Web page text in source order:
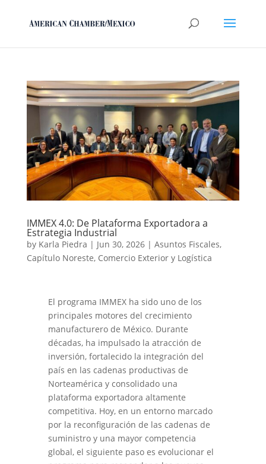
IMMEX 4.0: De Plataforma Exportadora a
Estrategia Industrial
by Karla Piedra | Jun 30, 2026| Asuntos Fiscales,
Capítulo Noreste, Comercio Exterior y Logística
El programa IMMEX ha sido uno de los
principales motores del crecimiento
manufacturero de México. Durante
décadas, ha impulsado la atracción de
inversión, fortalecido la integración del
país en las cadenas productivas de
Norteamérica y consolidado una
plataforma exportadora altamente
competitiva. Hoy, en un entorno marcado
por la reconfiguración de las cadenas de
suministro y una mayor competencia
global, el siguiente paso es evolucionar el